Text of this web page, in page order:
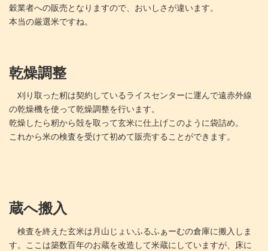
穀業者への販売となりますので、おいしさが違います。
本当の厳選米ですね。
乾燥調整
刈り取った籾は契約しているライスセンターに運んで遠赤外線
の乾燥機を使って乾燥調整を行います。
乾燥したら籾から殻を取って玄米に仕上げこのように袋詰め。
これから米の検査を受けて初めて販売することができます。
蔵へ搬入
検査を終えた玄米は月山じょいふるふぁーむの倉庫に搬入しま
す。ここは築数百年のお蔵を改造して米蔵にしていますが、床に